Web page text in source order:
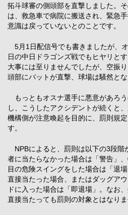
拓斗球審の側頭部を直撃しました。
は、救急車で病院に搬送され、緊急
意識は戻っていないとのことです。
5月1日配信号でも書きましたが、
日の中日ドラゴンズ戦でもヒヤリと
大事には至りませんでしたが、空振
頭部にバットが直撃、球場は騒然とな
もっともオスナ選手に悪意があろ
し、こうしたアクシデントが続くと
機構側が注意喚起を目的に、罰則規
す。
NPBによると、罰則は以下の3段
者に当たらなかった場合は「警告」
目の危険スイングをした場合は「退
直接当たった場合、またはダッグア
ドに入った場合は「即退場」。なお
直接当たっても罰則の対象とはなりま